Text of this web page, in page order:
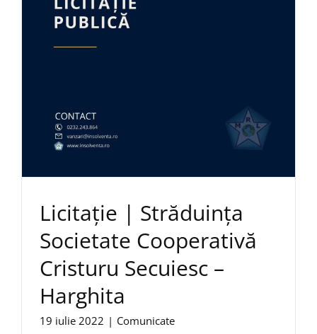
Licitație | Străduința
Societate Cooperativă
Cristuru Secuiesc –
Harghita
19 iulie 2022 | Comunicate